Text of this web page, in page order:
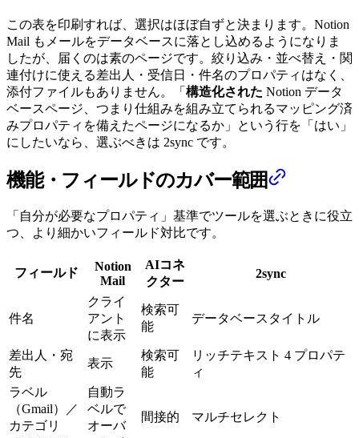
この表を印刷すれば、選択はほぼ自ずと決まります。Notion
Mail もメールをデータベースに落とし込めるようになりま
したが、届くのは素のページです。絞り込み・並べ替え・関
連付けに使える差出人・受信日・件名のプロパティはなく、
添付ファイルもありません。「 構造化された Notion データ
ベースページ、つまり仕組みを組み立てられるマッピング済
みプロパティを備えたページになるか」という行を「はい」
にしたいなら、選ぶべきは 2sync です。
機能・フィールドのカバー範囲
「自分が必要なプロパティ」基準でツールを選ぶときに役立
つ、より細かいフィールド対比です。
フィールド
Notion
Mail
AIコネ
クター
2sync
件名
クライ
アント
に表示
検索可
能
データベースタイトル
差出人・宛
先
表示
検索可
能
リッチテキスト 4 プロパテ
ィ
ラベル
（Gmail）／
カテゴリ
自動ラ
ベルで
オーバ
間接的 マルチセレクト